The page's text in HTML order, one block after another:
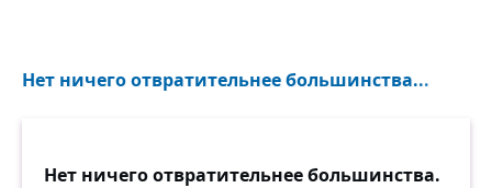
Нет ничего отвратительнее большинства...
Нет ничего отвратительнее большинства.